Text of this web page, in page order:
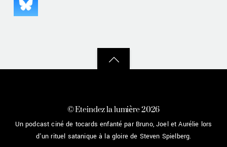
Back
©Eteindez la lumière2026
Un podcast ciné de tocards enfanté par Bruno, Joel et Aurélie lors
d'un rituel satanique à la gloire de Steven Spielberg.